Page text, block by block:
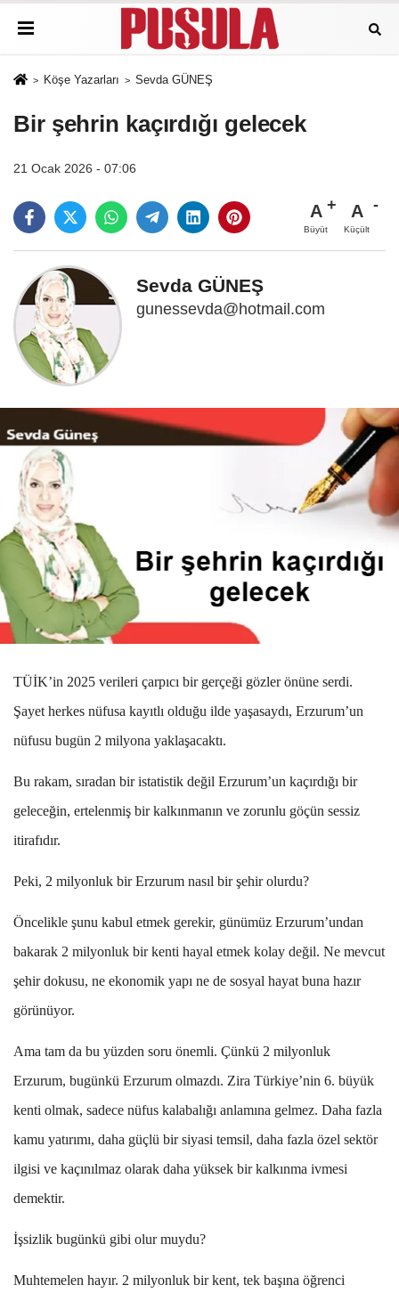
Köşe Yazarları Sevda GÜNEŞ
Bir şehrin kaçırdığı gelecek
21 Ocak 2026 - 07:06
A
Büyüt
A
Küçült
Sevda GÜNEŞ
gunessevda@hotmail.com
TÜİK’in 2025 verileri çarpıcı bir gerçeği gözler önüne serdi.
Şayet herkes nüfusa kayıtlı olduğu ilde yaşasaydı, Erzurum’un
nüfusu bugün 2 milyona yaklaşacaktı.
Bu rakam, sıradan bir istatistik değil Erzurum’un kaçırdığı bir
geleceğin, ertelenmiş bir kalkınmanın ve zorunlu göçün sessiz
itirafıdır.
Peki, 2 milyonluk bir Erzurum nasıl bir şehir olurdu?
Öncelikle şunu kabul etmek gerekir, günümüz Erzurum’undan
bakarak 2 milyonluk bir kenti hayal etmek kolay değil. Ne mevcut
şehir dokusu, ne ekonomik yapı ne de sosyal hayat buna hazır
görünüyor.
Ama tam da bu yüzden soru önemli. Çünkü 2 milyonluk
Erzurum, bugünkü Erzurum olmazdı. Zira Türkiye’nin 6. büyük
kenti olmak, sadece nüfus kalabalığı anlamına gelmez. Daha fazla
kamu yatırımı, daha güçlü bir siyasi temsil, daha fazla özel sektör
ilgisi ve kaçınılmaz olarak daha yüksek bir kalkınma ivmesi
demektir.
İşsizlik bugünkü gibi olur muydu?
Muhtemelen hayır. 2 milyonluk bir kent, tek başına öğrenci